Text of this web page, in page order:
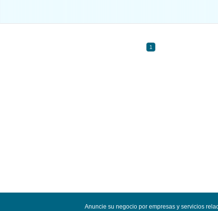
1
Anuncie su negocio por empresas y servicios